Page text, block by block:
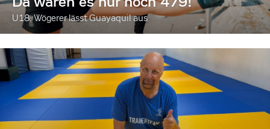
U18: Wögerer lässt Guayaquil aus